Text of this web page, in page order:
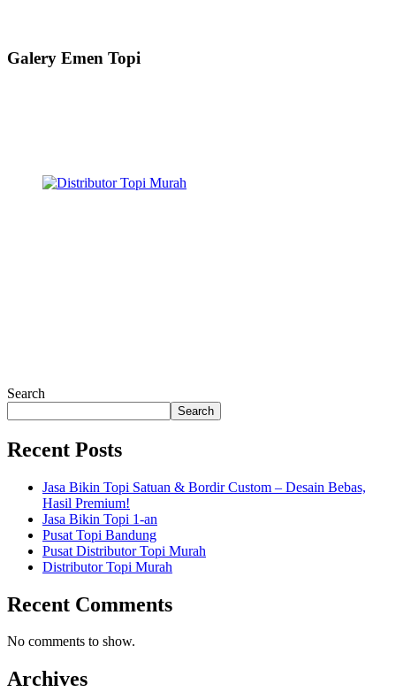
Galery Emen Topi
Search
Search
Recent Posts
Jasa Bikin Topi Satuan & Bordir Custom – Desain Bebas,
Hasil Premium!
Jasa Bikin Topi 1-an
Pusat Topi Bandung
Pusat Distributor Topi Murah
Distributor Topi Murah
Recent Comments
No comments to show.
Archives